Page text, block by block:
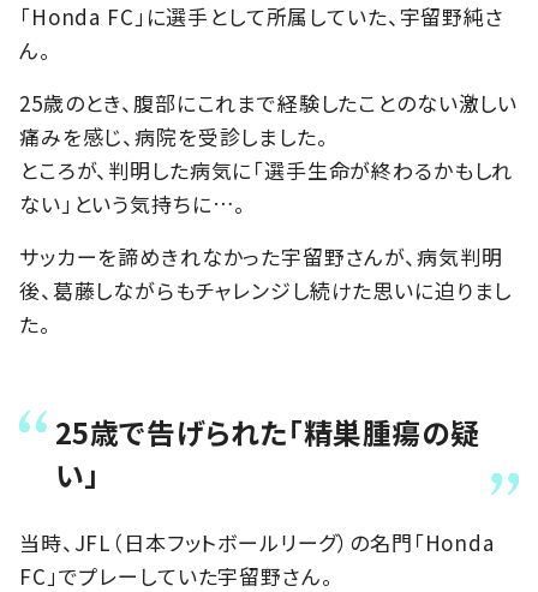
「Honda FC」に選手として所属していた、宇留野純さ
ん。
25歳のとき、腹部にこれまで経験したことのない激しい
痛みを感じ、病院を受診しました。
ところが、判明した病気に「選手生命が終わるかもしれ
ない」という気持ちに…。
サッカーを諦めきれなかった宇留野さんが、病気判明
後、葛藤しながらもチャレンジし続けた思いに迫りまし
た。
25歳で告げられた「精巣腫瘍の疑
い」
当時、JFL（日本フットボールリーグ）の名門「Honda
FC」でプレーしていた宇留野さん。